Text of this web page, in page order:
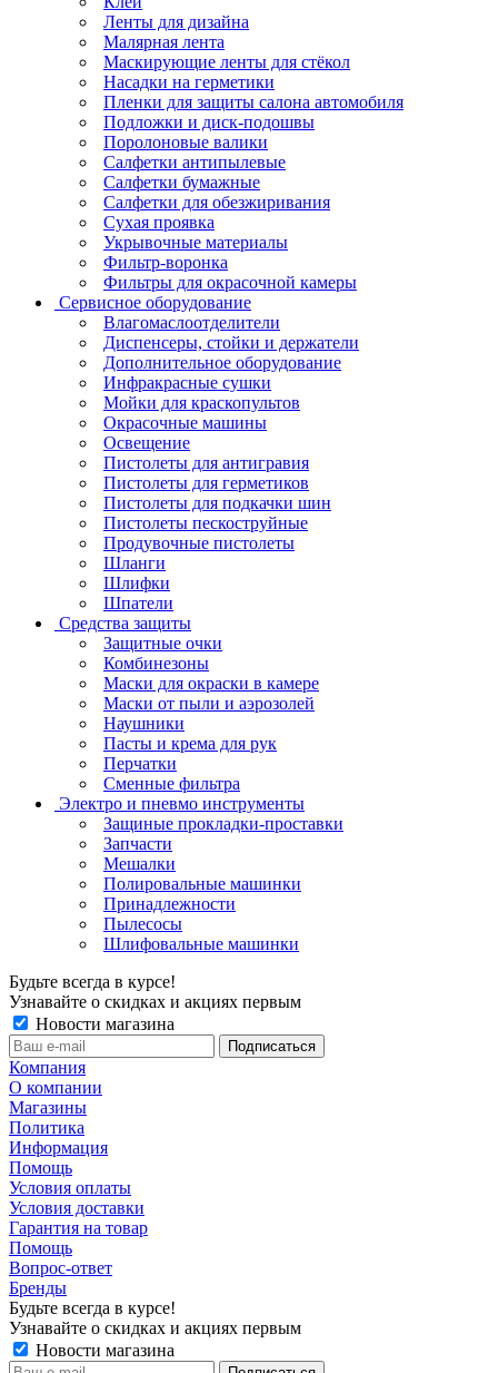
Ленты для дизайна
Малярная лента
Маскирующие ленты для стёкол
Насадки на герметики
Пленки для защиты салона автомобиля
Подложки и диск-подошвы
Поролоновые валики
Салфетки антипылевые
Салфетки бумажные
Салфетки для обезжиривания
Сухая проявка
Укрывочные материалы
Фильтр-воронка
Фильтры для окрасочной камеры
Сервисное оборудование
Влагомаслоотделители
Диспенсеры, стойки и держатели
Дополнительное оборудование
Инфракрасные сушки
Мойки для краскопультов
Окрасочные машины
Освещение
Пистолеты для антигравия
Пистолеты для герметиков
Пистолеты для подкачки шин
Пистолеты пескоструйные
Продувочные пистолеты
Шланги
Шлифки
Шпатели
Средства защиты
Защитные очки
Комбинезоны
Маски для окраски в камере
Маски от пыли и аэрозолей
Наушники
Пасты и крема для рук
Перчатки
Сменные фильтра
Электро и пневмо инструменты
Защиные прокладки-проставки
Запчасти
Мешалки
Полировальные машинки
Принадлежности
Пылесосы
Шлифовальные машинки
Будьте всегда в курсе!
Узнавайте о скидках и акциях первым
Новости магазина
Компания
О компании
Магазины
Политика
Информация
Помощь
Условия оплаты
Условия доставки
Гарантия на товар
Помощь
Вопрос-ответ
Бренды
Будьте всегда в курсе!
Узнавайте о скидках и акциях первым
Новости магазина